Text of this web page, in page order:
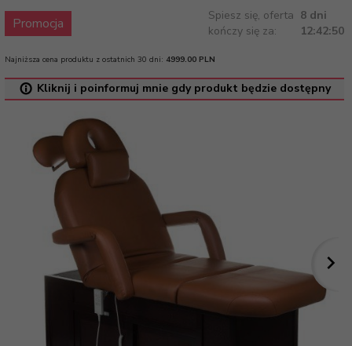
Promocja
Spiesz się, oferta
kończy się za:
8 dni
12:42:50
Najniższa cena produktu z ostatnich 30 dni: 4999.00 PLN
Kliknij i poinformuj mnie gdy produkt będzie dostępny